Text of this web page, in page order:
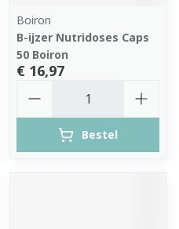
Boiron
B-ijzer Nutridoses Caps
50 Boiron
€ 16,97
Bestel